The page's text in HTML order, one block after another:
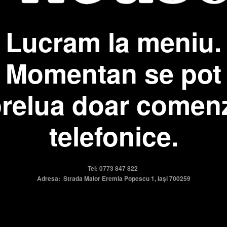
Lucram la meniu.
Momentan se pot
doar
telefonice.
Tel: 0773 847 822
Adresa: Strada Maior Eremia Popescu 1, Iași 700259